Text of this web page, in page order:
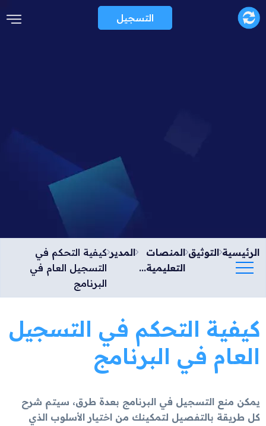
التسجيل
الرئيسية التوثيق المنصات
التعليمية...
المدير كيفية التحكم في
التسجيل العام في
البرنامج
كيفية التحكم في التسجيل
العام في البرنامج
يمكن منع التسجيل في البرنامج بعدة طرق، سيتم شرح
كل طريقة بالتفصيل لتمكينك من اختيار الأسلوب الذي